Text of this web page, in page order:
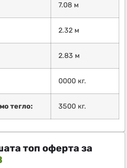
7.08 м
2.32 м
2.83 м
0000 кг.
тегло: 3500 кг.
топ оферта за